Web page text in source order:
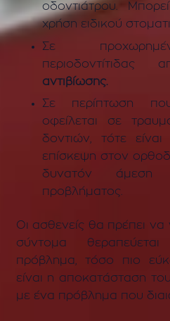
οδοντιάτρου.
χρήση ειδικού
Σε
περιοδοντίτιδας
αντιβίωσης.
Σε περίπτωση
οφείλεται σε
δοντιών, τότε
επίσκεψη στον
δυνατόν άμεση
προβλήματος.
Οι ασθενείς θα πρέπει να
σύντομα
πρόβλημα, τόσο πιο
είναι η αποκατάσταση
με ένα πρόβλημα που